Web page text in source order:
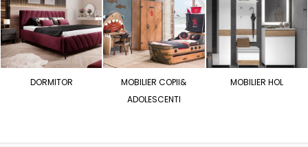
DORMITOR
MOBILIER COPII&
ADOLESCENTI
MOBILIER HOL